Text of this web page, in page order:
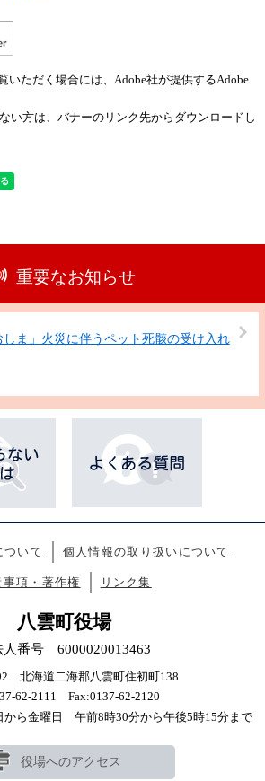
いただく場合には、Adobe社が提供するAdobe
い方は、バナーのリンク先からダウンロードし
重要なお知らせ
しま」火災に伴うペット死骸の受け入れ
ついて 個人情報の取り扱いについて
事項・著作権 リンク集
八雲町役場
番号 6000020013463
北海道二海郡八雲町住初町138
62-2111 Fax:0137-62-2120
から金曜日 午前8時30分から午後5時15分まで
役場へのアクセス